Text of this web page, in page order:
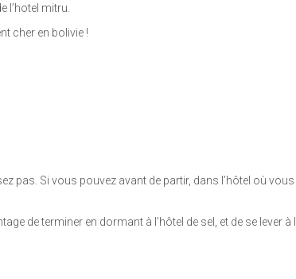
l’hotel mitru.
cher en bolivie !
Si vous pouvez avant de partir, dans l’hôtel où
de terminer en dormant à l’hôtel de sel, et de se lever